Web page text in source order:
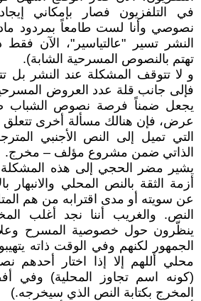
في التلفزيون فصار بإمكاني
نصوصي وأنا لست طامعاً بمردود
النشر تسير "عالتياسير"، الآن
تهتم بالنصوص المسرحية الشابة).
و لا تتوقف المشكلة عند النشر بل
فإلى جانب قلة عدد العروض
يجعل ضمناً فرصة نصوص الشباب
عرض، فإن هنالك مسألة أخرى تتعلق
التي تميل إلى النص الأجنبي
الذاتي ضمن مشروع مؤلف – مخرج.
يشير مضر الحجي إلى هذه المشكلة:
أزمة الثقة بالنص المحلي والانبهار
عن سويته أو مدى اقترابه من هم
النص. والغريب أننا نجد أغلب
ينظّرون حول خصوصية المسرح
الجمهور لكنهم وفي الوقت ذاته
محلي أللهم إلا إذا اختار أحدهم
(كونه اسم تجاوز المحلية) وفي
المخرج بكتابة النص الذي سيخرجه.)